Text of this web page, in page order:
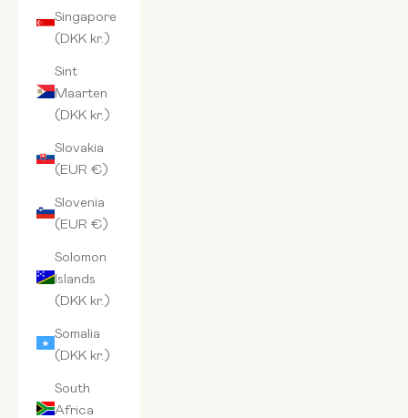
Singapore
(DKK kr.)
Sint
Maarten
(DKK kr.)
Slovakia
(EUR €)
Slovenia
(EUR €)
Solomon
Islands
(DKK kr.)
Somalia
(DKK kr.)
South
Africa